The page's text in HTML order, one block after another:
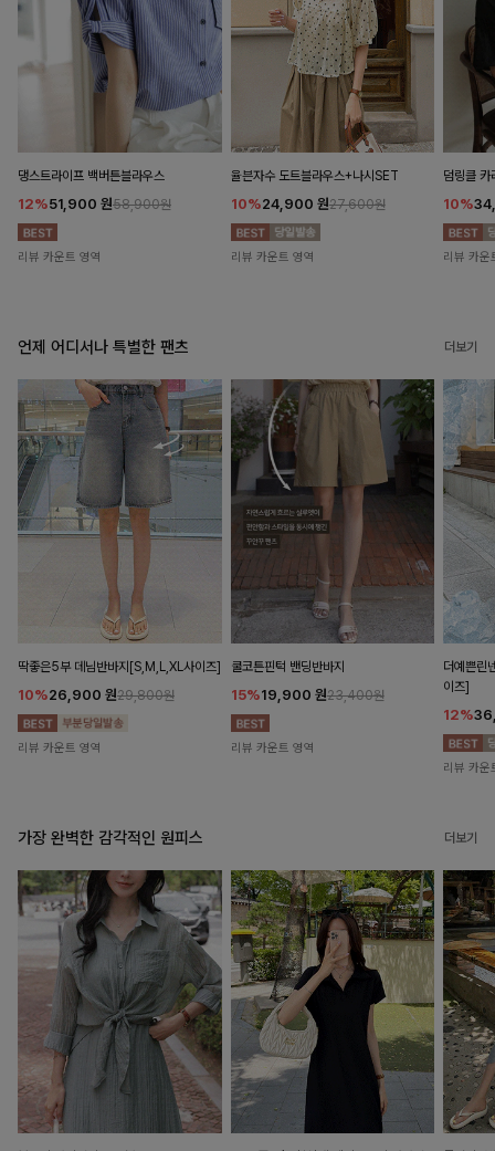
댕스트라이프 백버튼블라우스
12%51,900 원58,900원
리뷰 카운트 영역
율븐자수 도트블라우스+나시SET
10%24,900 원27,600원
리뷰 카운트 영역
덤링클 카
10%
리뷰 카운
언제 어디서나 특별한 팬츠 더보기
딱좋은5부 데님반바지[S,M,L,XL사이즈]
10%26,900 원29,800원
리뷰 카운트 영역
쿨코튼핀턱 밴딩반바지
15%19,900 원23,400원
리뷰 카운트 영역
더예쁜린
이즈]
12%
리뷰 카운
가장 완벽한 감각적인 원피스 더보기